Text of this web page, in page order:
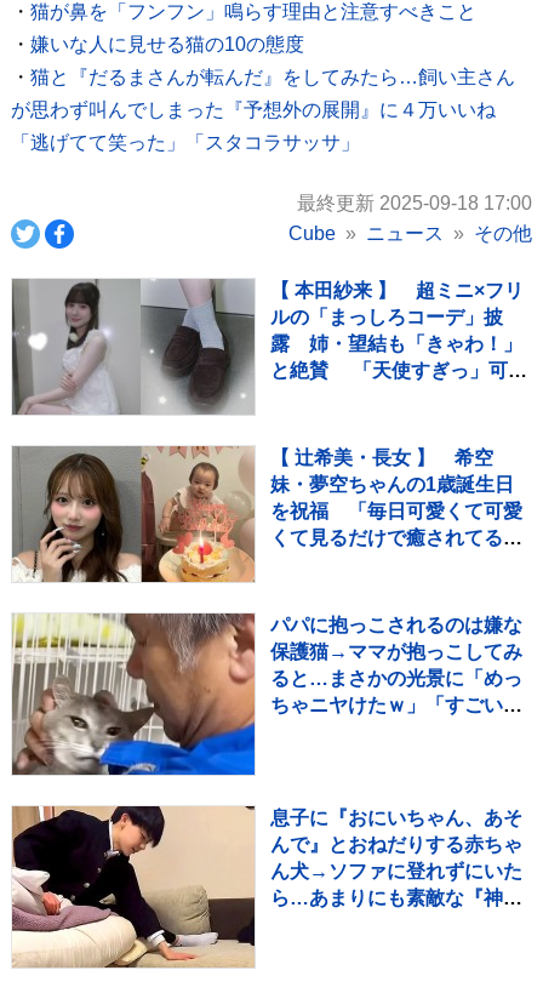
・ 猫が鼻を「フンフン」鳴らす理由と注意すべきこと
・ 嫌いな人に見せる猫の10の態度
・ 猫と『だるまさんが転んだ』をしてみたら…飼い主さん
が思わず叫んでしまった『予想外の展開』に４万いいね
「逃げてて笑った」「スタコラサッサ」
最終更新 2025-09-18 17:00
Cube
ニュース その他
【 本田紗来 】 超ミニ×フリ
ルの「まっしろコーデ」披
露 姉・望結も「きゃわ！」
と絶賛 「天使すぎっ」可愛
【 辻希美・長女 】 希空
妹・夢空ちゃんの1歳誕生日
を祝福 「毎日可愛くて可愛
くて見るだけで癒されてる
パパに抱っこされるのは嫌な
保護猫→ママが抱っこしてみ
ると…まさかの光景に「めっ
ちゃニヤけたｗ」「すごいｗ
息子に『おにいちゃん、あそ
んで』とおねだりする赤ちゃ
ん犬→ソファに登れずにいた
ら…あまりにも素敵な『神対